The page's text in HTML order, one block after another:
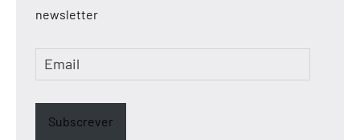
newsletter
Email
Subscrever